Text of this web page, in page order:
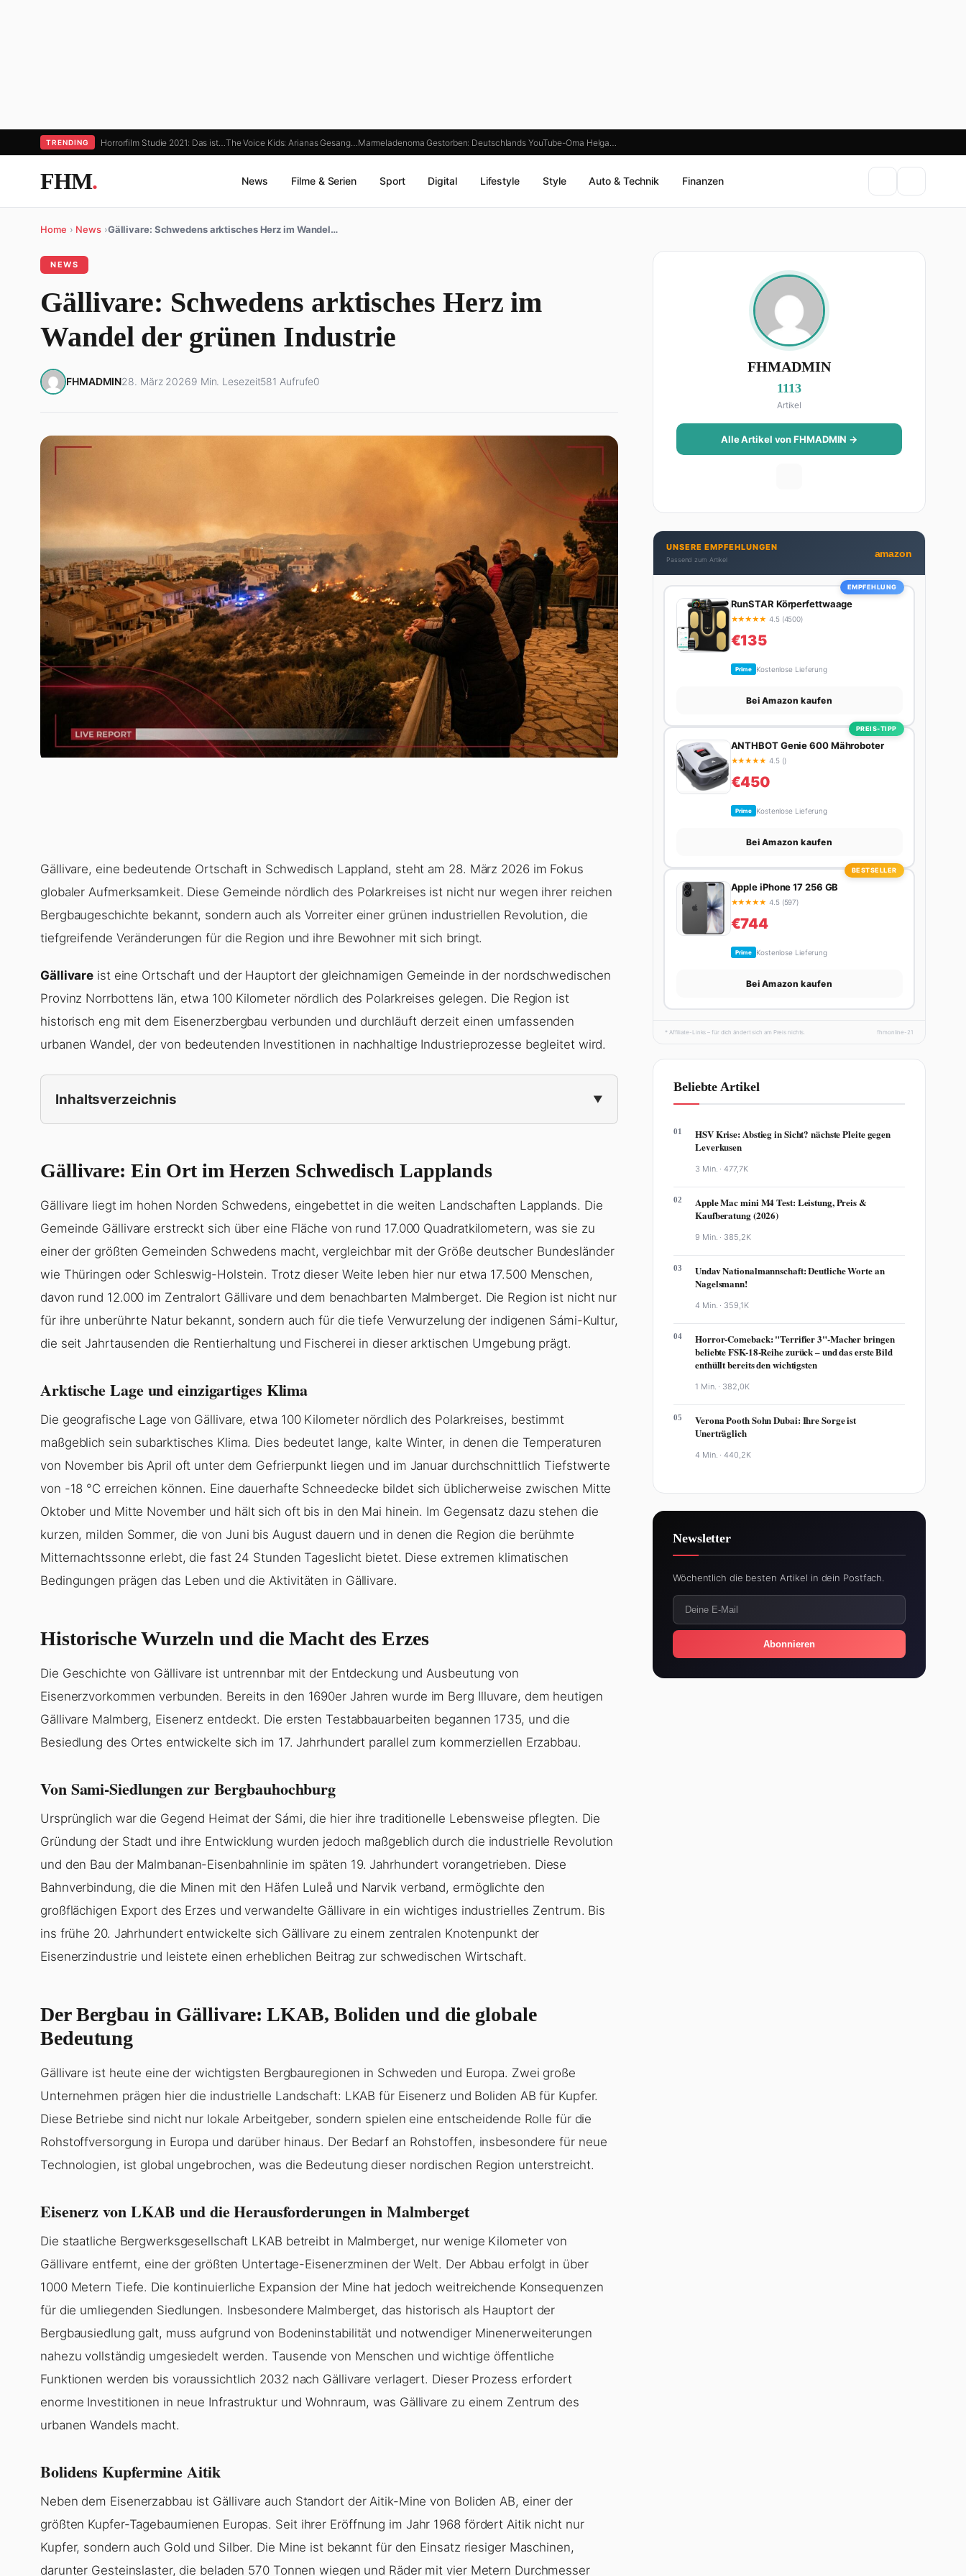
TRENDING Horrorfilm Studie 2021: Das ist… The Voice Kids: Arianas Gesang… Marmeladenoma Gestorben: Deutschlands YouTube-Oma Helga…
FHM. News Filme & Serien Sport Digital Lifestyle Style Auto & Technik Finanzen
Home › News ›Gällivare: Schwedens arktisches Herz im Wandel…
NEWS
Gällivare: Schwedens arktisches Herz im
Wandel der grünen Industrie
FHMADMIN28. März 20269 Min. Lesezeit581 Aufrufe0
Gällivare, eine bedeutende Ortschaft in Schwedisch Lappland, steht am 28. März 2026 im Fokus
globaler Aufmerksamkeit. Diese Gemeinde nördlich des Polarkreises ist nicht nur wegen ihrer reichen
Bergbaugeschichte bekannt, sondern auch als Vorreiter einer grünen industriellen Revolution, die
tiefgreifende Veränderungen für die Region und ihre Bewohner mit sich bringt.
Gällivare ist eine Ortschaft und der Hauptort der gleichnamigen Gemeinde in der nordschwedischen
Provinz Norrbottens län, etwa 100 Kilometer nördlich des Polarkreises gelegen. Die Region ist
historisch eng mit dem Eisenerzbergbau verbunden und durchläuft derzeit einen umfassenden
urbanen Wandel, der von bedeutenden Investitionen in nachhaltige Industrieprozesse begleitet wird.
Inhaltsverzeichnis
Gällivare: Ein Ort im Herzen Schwedisch Lapplands
Gällivare liegt im hohen Norden Schwedens, eingebettet in die weiten Landschaften Lapplands. Die
Gemeinde Gällivare erstreckt sich über eine Fläche von rund 17.000 Quadratkilometern, was sie zu
einer der größten Gemeinden Schwedens macht, vergleichbar mit der Größe deutscher Bundesländer
wie Thüringen oder Schleswig-Holstein. Trotz dieser Weite leben hier nur etwa 17.500 Menschen,
davon rund 12.000 im Zentralort Gällivare und dem benachbarten Malmberget. Die Region ist nicht nur
für ihre unberührte Natur bekannt, sondern auch für die tiefe Verwurzelung der indigenen Sámi-Kultur,
die seit Jahrtausenden die Rentierhaltung und Fischerei in dieser arktischen Umgebung prägt.
Arktische Lage und einzigartiges Klima
Die geografische Lage von Gällivare, etwa 100 Kilometer nördlich des Polarkreises, bestimmt
maßgeblich sein subarktisches Klima. Dies bedeutet lange, kalte Winter, in denen die Temperaturen
von November bis April oft unter dem Gefrierpunkt liegen und im Januar durchschnittlich Tiefstwerte
von -18 °C erreichen können. Eine dauerhafte Schneedecke bildet sich üblicherweise zwischen Mitte
Oktober und Mitte November und hält sich oft bis in den Mai hinein. Im Gegensatz dazu stehen die
kurzen, milden Sommer, die von Juni bis August dauern und in denen die Region die berühmte
Mitternachtssonne erlebt, die fast 24 Stunden Tageslicht bietet. Diese extremen klimatischen
Bedingungen prägen das Leben und die Aktivitäten in Gällivare.
Historische Wurzeln und die Macht des Erzes
Die Geschichte von Gällivare ist untrennbar mit der Entdeckung und Ausbeutung von
Eisenerzvorkommen verbunden. Bereits in den 1690er Jahren wurde im Berg Illuvare, dem heutigen
Gällivare Malmberg, Eisenerz entdeckt. Die ersten Testabbauarbeiten begannen 1735, und die
Besiedlung des Ortes entwickelte sich im 17. Jahrhundert parallel zum kommerziellen Erzabbau.
Von Sami-Siedlungen zur Bergbauhochburg
Ursprünglich war die Gegend Heimat der Sámi, die hier ihre traditionelle Lebensweise pflegten. Die
Gründung der Stadt und ihre Entwicklung wurden jedoch maßgeblich durch die industrielle Revolution
und den Bau der Malmbanan-Eisenbahnlinie im späten 19. Jahrhundert vorangetrieben. Diese
Bahnverbindung, die die Minen mit den Häfen Luleå und Narvik verband, ermöglichte den
großflächigen Export des Erzes und verwandelte Gällivare in ein wichtiges industrielles Zentrum. Bis
ins frühe 20. Jahrhundert entwickelte sich Gällivare zu einem zentralen Knotenpunkt der
Eisenerzindustrie und leistete einen erheblichen Beitrag zur schwedischen Wirtschaft.
Der Bergbau in Gällivare: LKAB, Boliden und die globale
Bedeutung
Gällivare ist heute eine der wichtigsten Bergbauregionen in Schweden und Europa. Zwei große
Unternehmen prägen hier die industrielle Landschaft: LKAB für Eisenerz und Boliden AB für Kupfer.
Diese Betriebe sind nicht nur lokale Arbeitgeber, sondern spielen eine entscheidende Rolle für die
Rohstoffversorgung in Europa und darüber hinaus. Der Bedarf an Rohstoffen, insbesondere für neue
Technologien, ist global ungebrochen, was die Bedeutung dieser nordischen Region unterstreicht.
Eisenerz von LKAB und die Herausforderungen in Malmberget
Die staatliche Bergwerksgesellschaft LKAB betreibt in Malmberget, nur wenige Kilometer von
Gällivare entfernt, eine der größten Untertage-Eisenerzminen der Welt. Der Abbau erfolgt in über
1000 Metern Tiefe. Die kontinuierliche Expansion der Mine hat jedoch weitreichende Konsequenzen
für die umliegenden Siedlungen. Insbesondere Malmberget, das historisch als Hauptort der
Bergbausiedlung galt, muss aufgrund von Bodeninstabilität und notwendiger Minenerweiterungen
nahezu vollständig umgesiedelt werden. Tausende von Menschen und wichtige öffentliche
Funktionen werden bis voraussichtlich 2032 nach Gällivare verlagert. Dieser Prozess erfordert
enorme Investitionen in neue Infrastruktur und Wohnraum, was Gällivare zu einem Zentrum des
urbanen Wandels macht.
Bolidens Kupfermine Aitik
Neben dem Eisenerzabbau ist Gällivare auch Standort der Aitik-Mine von Boliden AB, einer der
größten Kupfer-Tagebaumienen Europas. Seit ihrer Eröffnung im Jahr 1968 fördert Aitik nicht nur
Kupfer, sondern auch Gold und Silber. Die Mine ist bekannt für den Einsatz riesiger Maschinen,
darunter Gesteinslaster, die beladen 570 Tonnen wiegen und Räder mit vier Metern Durchmesser
FHMADMIN
1113
Artikel
Alle Artikel von FHMADMIN →
UNSERE EMPFEHLUNGEN
Passend zum Artikel
amazon
EMPFEHLUNG
RunSTAR Körperfettwaage
★★★★★ 4.5 (4500)
€135
Prime Kostenlose Lieferung
Bei Amazon kaufen
PREIS-TIPP
ANTHBOT Genie 600 Mähroboter
★★★★★ 4.5 ()
€450
Prime Kostenlose Lieferung
Bei Amazon kaufen
BESTSELLER
Apple iPhone 17 256 GB
★★★★★ 4.5 (597)
€744
Prime Kostenlose Lieferung
Bei Amazon kaufen
* Affiliate-Links – für dich ändert sich am Preis nichts. fhmonline-21
Beliebte Artikel
01
HSV Krise: Abstieg in Sicht? nächste Pleite gegen
Leverkusen
3 Min. ·477,7K
02
Apple Mac mini M4 Test: Leistung, Preis &
Kaufberatung (2026)
9 Min. · 385,2K
03
Undav Nationalmannschaft: Deutliche Worte an
Nagelsmann!
4 Min. · 359,1K
04
Horror-Comeback: "Terrifier 3"-Macher bringen
beliebte FSK-18-Reihe zurück – und das erste Bild
enthüllt bereits den wichtigsten
1 Min. · 382,0K
05
Verona Pooth Sohn Dubai: Ihre Sorge ist
Unerträglich
4 Min. ·440,2K
Newsletter
Wöchentlich die besten Artikel in dein Postfach.
Abonnieren